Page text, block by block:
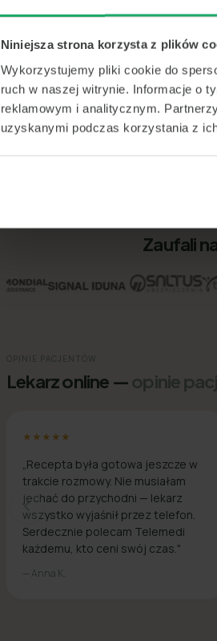
Niniejsza strona korzysta z plików
Wykorzystujemy pliki cookie do
ruch w naszej witrynie. Informacje o
reklamowym i analitycznym.
uzyskanymi podczas korzystania z
600+
lekarzy
App Store
Google Play
Zaufali
OPINIE PACJENTÓW
Lekarz online —opinie
★★★★★
„Recepta była gotowa jeszcze w
trakcie rozmowy. Nie musiałam
jechać do przychodni — lekarz
wszystko wyjaśnił przez telefon.
Serdecznie polecam Telemedi
każdemu, kto ceni swój czas."
— Anna K.